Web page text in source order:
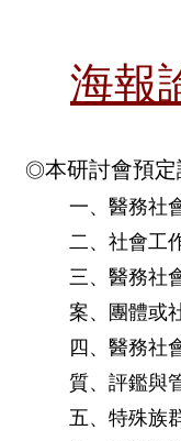
海報
◎本研討會預定
一、醫務社
二、社會工
三、醫務社
案、團體或
四、醫務社
質、評鑑與
五、特殊族